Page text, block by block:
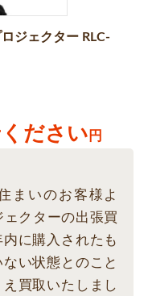
ジェクター RLC-
ださい 円
まいのお客様よ
ェクターの出張買
に購入されたも
い状態とのこと
買取いたしまし